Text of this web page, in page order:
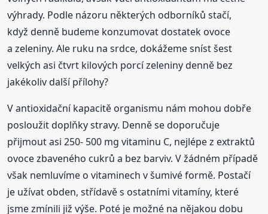
výhrady. Podle názoru některých odborníků stačí,
když denně budeme konzumovat dostatek ovoce
a zeleniny. Ale ruku na srdce, dokážeme sníst šest
velkých asi čtvrt kilových porcí zeleniny denně bez
jakékoliv další přílohy?
V antioxidační kapacitě organismu nám mohou dobře
posloužit doplňky stravy. Denně se doporučuje
přijmout asi 250- 500 mg vitaminu C, nejlépe z extraktů
ovoce zbaveného cukrů a bez barviv. V žádném případě
však nemluvíme o vitaminech v šumivé formě. Postačí
je užívat obden, střídavě s ostatními vitamíny, které
jsme zmínili již výše. Poté je možné na nějakou dobu